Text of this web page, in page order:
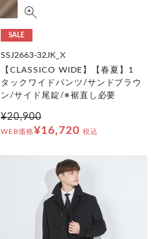
SALE
SSJ2663-32JK_X
【CLASSICO WIDE】【春夏】1
タックワイドパンツ/サンドブラウ
ン/サイド尾錠/※裾直し必要
¥20,900
WEB価格¥16,720 税込